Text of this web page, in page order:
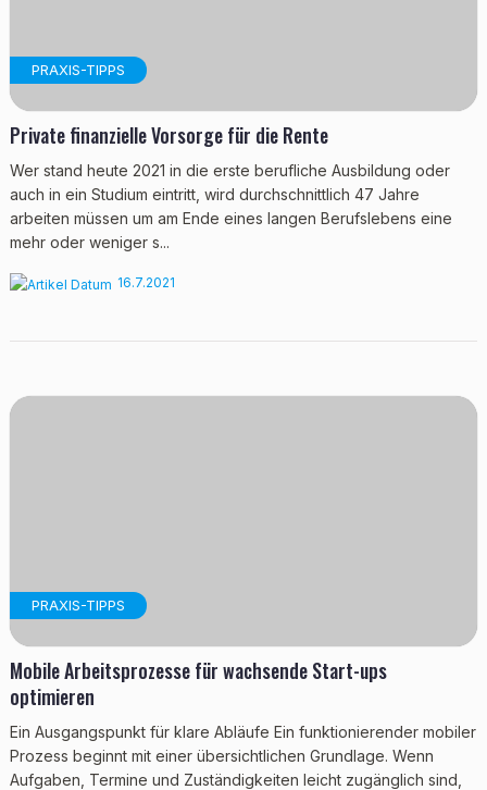
PRAXIS-TIPPS
Private finanzielle Vorsorge für die Rente
Wer stand heute 2021 in die erste berufliche Ausbildung oder
auch in ein Studium eintritt, wird durchschnittlich 47 Jahre
arbeiten müssen um am Ende eines langen Berufslebens eine
mehr oder weniger s...
16.7.2021
PRAXIS-TIPPS
Mobile Arbeitsprozesse für wachsende Start-ups
optimieren
Ein Ausgangspunkt für klare Abläufe Ein funktionierender mobiler
Prozess beginnt mit einer übersichtlichen Grundlage. Wenn
Aufgaben, Termine und Zuständigkeiten leicht zugänglich sind,